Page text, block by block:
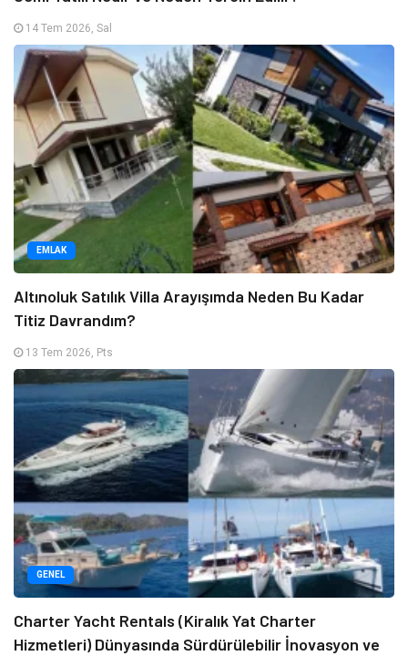
14 Tem 2026, Sal
EMLAK
Altınoluk Satılık Villa Arayışımda Neden Bu Kadar
Titiz Davrandım?
13 Tem 2026, Pts
GENEL
Charter Yacht Rentals (Kiralık Yat Charter
Hizmetleri) Dünyasında Sürdürülebilir İnovasyon ve